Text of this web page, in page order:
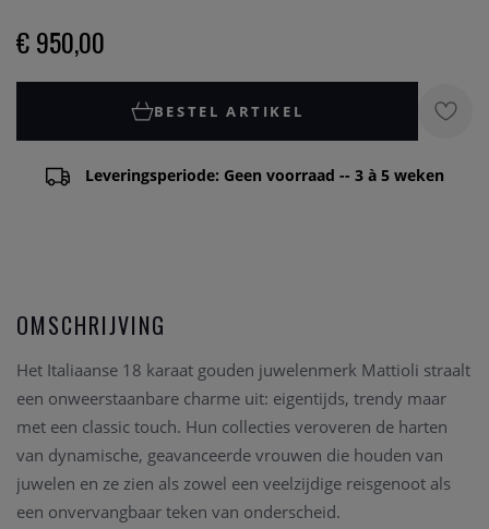
€ 950,00
BESTEL ARTIKEL
Leveringsperiode: Geen voorraad -- 3 à 5 weken
OMSCHRIJVING
Het Italiaanse 18 karaat gouden juwelenmerk Mattioli straalt
een onweerstaanbare charme uit: eigentijds, trendy maar
met een classic touch. Hun collecties veroveren de harten
van dynamische, geavanceerde vrouwen die houden van
juwelen en ze zien als zowel een veelzijdige reisgenoot als
een onvervangbaar teken van onderscheid.